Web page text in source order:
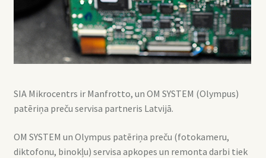
SIA Mikrocentrs ir Manfrotto, un OM SYSTEM (Olympus)
patēriņa preču servisa partneris Latvijā.
OM SYSTEM un Olympus patēriņa preču (fotokameru,
diktofonu, binokļu) servisa apkopes un remonta darbi tiek